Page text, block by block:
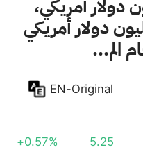
14.585 مليون دولار أمريكي،
عن 13.822 مليون دولار أمريكي
الم...
EN-Original
5.25
+0.57%